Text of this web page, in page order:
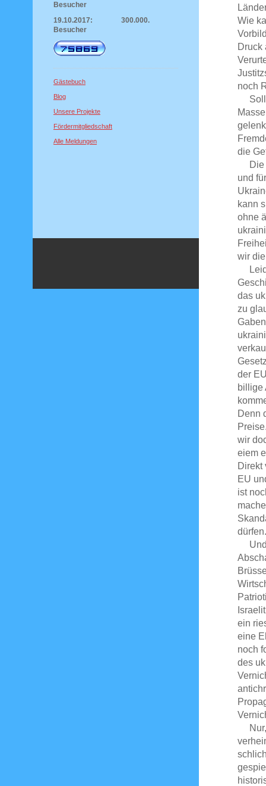
Besucher
19.10.2017: 300.000.
Besucher
Gästebuch
Blog
Unsere Projekte
Fördermitgliedschaft
Alle Meldungen
Wie
Druck
noch
die
Die
und
kann
ohne
wir
das
zu
der
billige
Denn
wir
eiem
Direkt
EU
ist
dürfen.
Und
ein
eine
noch
des
Nur,